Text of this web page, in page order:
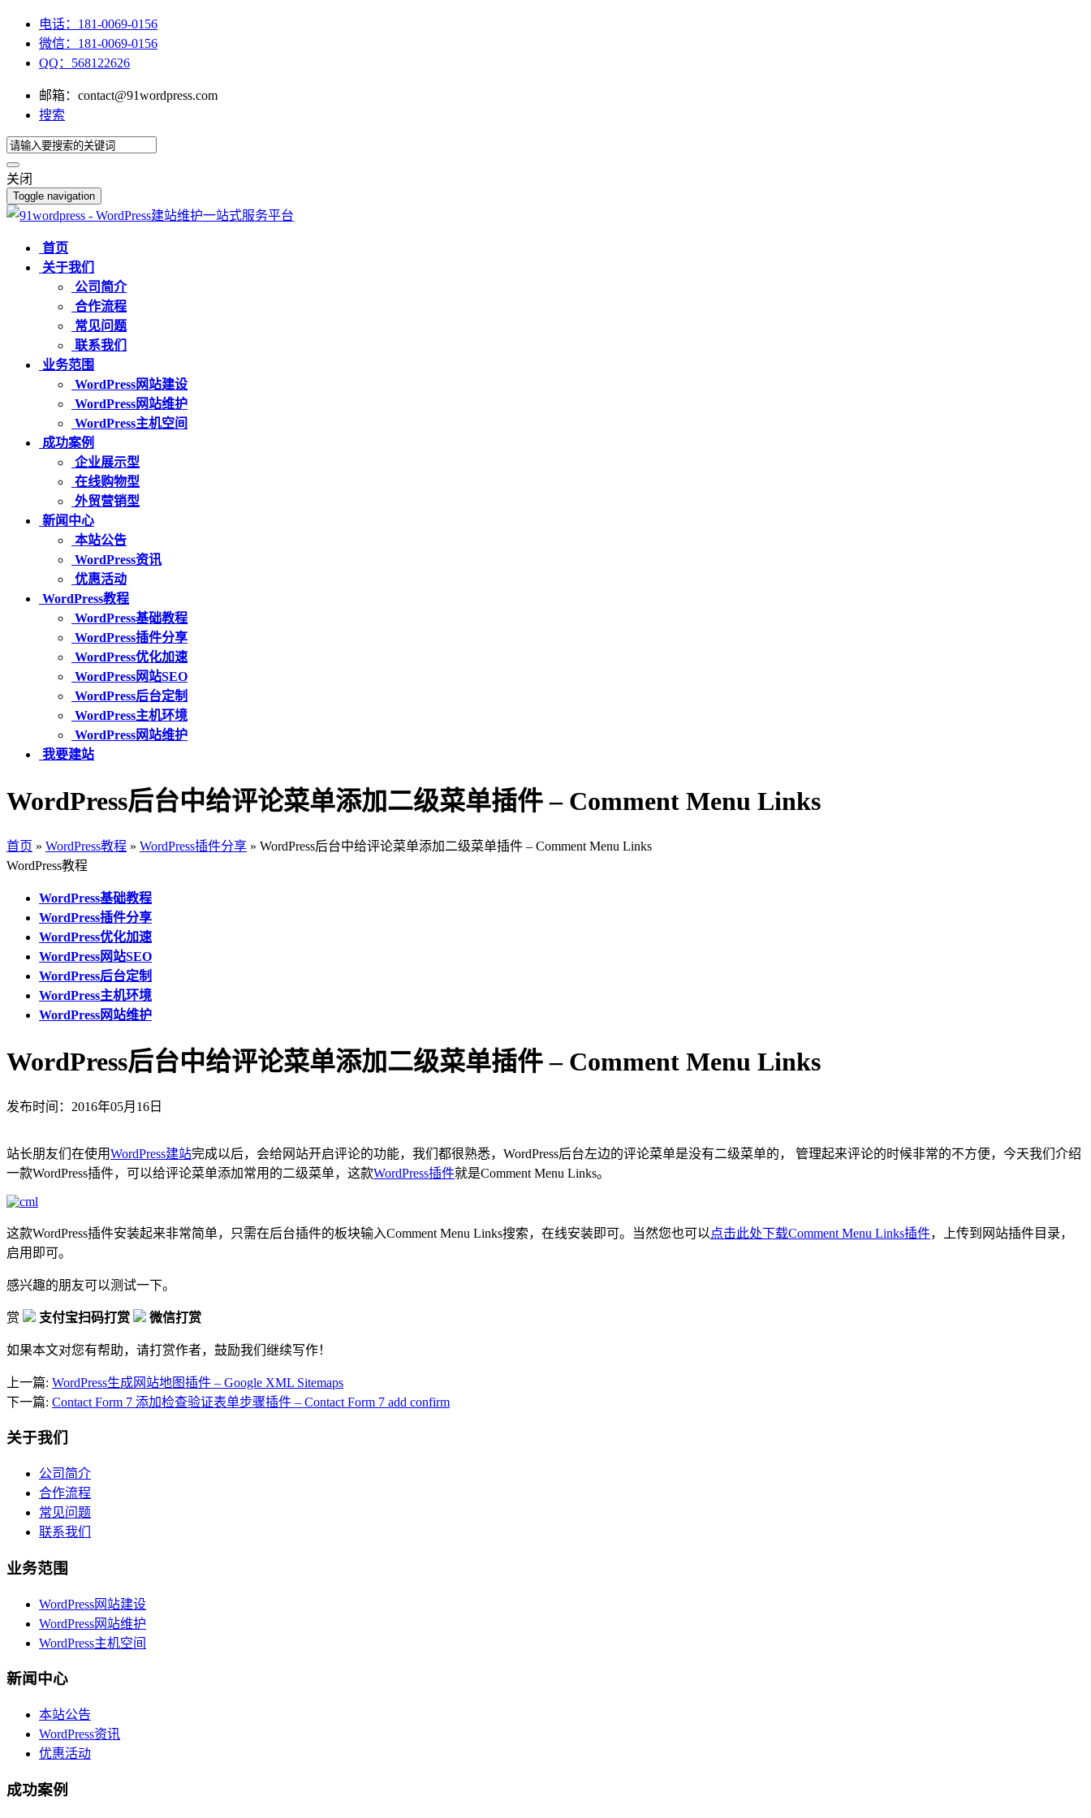
电话：181-0069-0156
微信：181-0069-0156
QQ：568122626
邮箱：contact@91wordpress.com
搜索
关闭
Toggle navigation
首页
关于我们
公司简介
合作流程
常见问题
联系我们
业务范围
WordPress网站建设
WordPress网站维护
WordPress主机空间
成功案例
企业展示型
在线购物型
外贸营销型
新闻中心
本站公告
WordPress资讯
优惠活动
WordPress教程
WordPress基础教程
WordPress插件分享
WordPress优化加速
WordPress网站SEO
WordPress后台定制
WordPress主机环境
WordPress网站维护
我要建站
WordPress后台中给评论菜单添加二级菜单插件 – Comment Menu Links
首页 » WordPress教程 » WordPress插件分享 » WordPress后台中给评论菜单添加二级菜单插件 – Comment Menu Links
WordPress教程
WordPress基础教程
WordPress插件分享
WordPress优化加速
WordPress网站SEO
WordPress后台定制
WordPress主机环境
WordPress网站维护
WordPress后台中给评论菜单添加二级菜单插件 – Comment Menu Links
发布时间：2016年05月16日
站长朋友们在使用WordPress建站完成以后，会给网站开启评论的功能，我们都很熟悉，WordPress后台左边的评论菜单是没有二级菜单的， 管理起来评论的时候非常的不方便，今天我们介绍
一款WordPress插件，可以给评论菜单添加常用的二级菜单，这款WordPress插件就是Comment Menu Links。
这款WordPress插件安装起来非常简单，只需在后台插件的板块输入Comment Menu Links搜索，在线安装即可。当然您也可以点击此处下载Comment Menu Links插件，上传到网站插件目录，
启用即可。
感兴趣的朋友可以测试一下。
赏 支付宝扫码打赏 微信打赏
如果本文对您有帮助，请打赏作者，鼓励我们继续写作！
上一篇: WordPress生成网站地图插件 – Google XML Sitemaps
下一篇: Contact Form 7 添加检查验证表单步骤插件 – Contact Form 7 add confirm
关于我们
公司简介
合作流程
常见问题
联系我们
业务范围
WordPress网站建设
WordPress网站维护
WordPress主机空间
新闻中心
本站公告
WordPress资讯
优惠活动
成功案例